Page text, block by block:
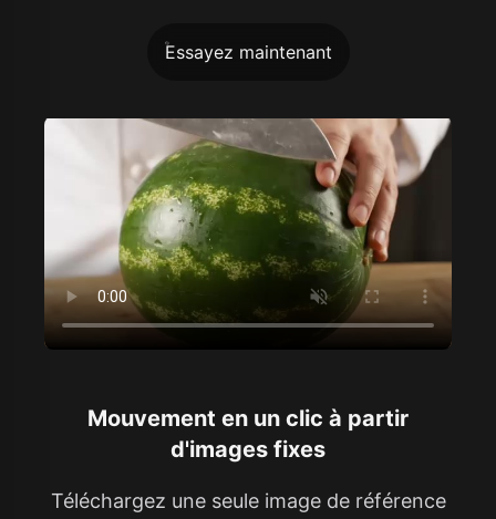
Essayez maintenant
Mouvement en un clic à partir
d'images fixes
Téléchargez une seule image de référence